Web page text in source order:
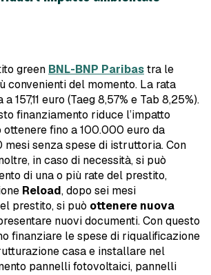
green BNL-BNP Paribastra le
convenienti del momento. La rata
157,11 euro (Taeg 8,57% e Tab 8,25%).
finanziamento riduce l’impatto
fino a 100.000 euro da
mesi senza spese di istruttoria. Con
in caso di necessità, si può
di una o più rate del prestito,
Reload, dopo sei mesi
prestito, si può ottenere nuova
nuovi documenti. Con questo
finanziare le spese di riqualificazione
casa e installare nel
pannelli fotovoltaici, pannelli